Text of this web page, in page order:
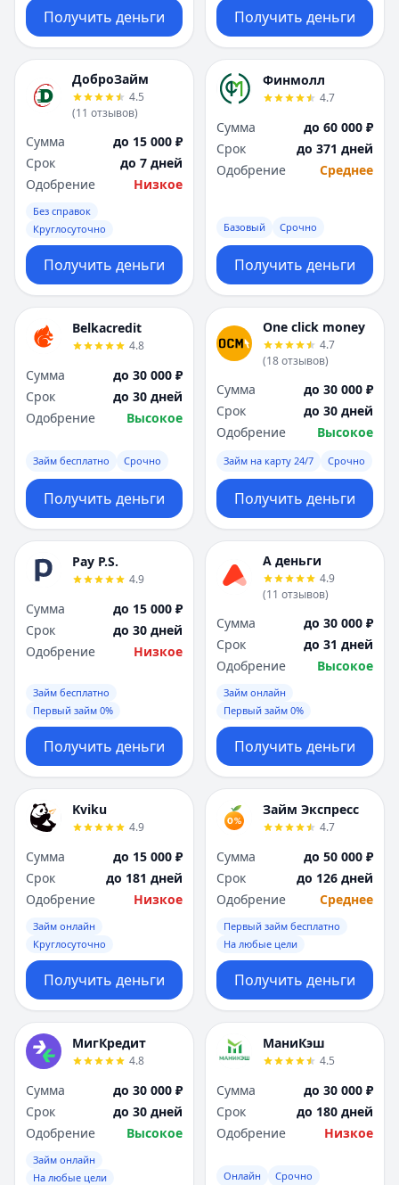
Получить деньги Получить деньги
ДоброЗайм
4.5
(11 отзывов)
Сумма
до 15 000 ₽
Срок
до 7 дней
Одобрение
Низкое
Без справок
Круглосуточно
Получить деньги
Финмолл
4.7
Сумма
до 60 000 ₽
Срок
до 371 дней
Одобрение
Среднее
Базовый Срочно
Получить деньги
Belkacredit
4.8
Сумма
до 30 000 ₽
Срок
до 30 дней
Одобрение
Высокое
Займ бесплатно Срочно
Получить деньги
One click money
4.7
(18отзывов)
Сумма
до 30 000 ₽
Срок
до 30 дней
Одобрение
Высокое
Займ на карту 24/7 Срочно
Получить деньги
Pay P.S.
4.9
Сумма
до 15 000 ₽
Срок
до 30 дней
Одобрение
Низкое
Займ бесплатно
Первый займ 0%
Получить деньги
А деньги
4.9
(11 отзывов)
Сумма
до 30 000 ₽
Срок
до 31 дней
Одобрение
Высокое
Займ онлайн
Первый займ 0%
Получить деньги
Kviku
4.9
Сумма
до 15 000 ₽
Срок
до 181 дней
Одобрение
Низкое
Займ онлайн
Круглосуточно
Получить деньги
Займ Экспресс
4.7
Сумма
до 50 000 ₽
Срок
до 126 дней
Одобрение
Среднее
Первый займ бесплатно
На любые цели
Получить деньги
МигКредит
4.8
Сумма
до 30 000 ₽
Срок
до 30 дней
Одобрение
Высокое
Займ онлайн
На любые цели
МаниКэш
4.5
Сумма
до 30 000 ₽
Срок
до 180 дней
Одобрение
Низкое
Онлайн Срочно